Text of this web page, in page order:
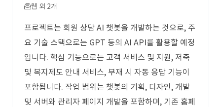
웹 외 2개
프로젝트는 회원 상담 AI 챗봇을 개발하는 것으로, 주
요 기술 스택으로는 GPT 등의 AI API를 활용할 예정
입니다. 핵심 기능으로는 고객 서비스 및 지원, 저축
및 복지제도 안내 서비스, 부재 시 자동 응답 기능이
포함됩니다. 작업 범위는 챗봇의 기획, 디자인, 개발
및 서버와 관리자 페이지 개발을 포함하며, 기존 홈페